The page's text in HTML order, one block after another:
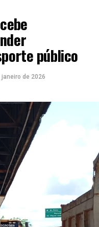
público
janeiro de 2026